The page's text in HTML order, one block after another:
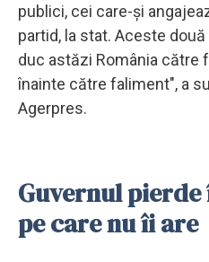
publici, cei care-şi
partid, la stat. Aceste două
duc astăzi România către
înainte către faliment", a
Agerpres.
Guvernul
pe care nu îi are